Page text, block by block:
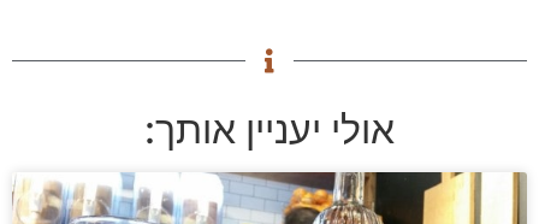
אולי יעניין אותך: